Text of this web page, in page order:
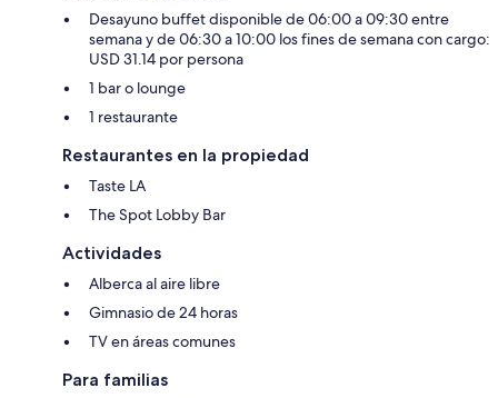
Desayuno buffet disponible de 06:00 a 09:30 entre
semana y de 06:30 a 10:00 los fines de semana con cargo:
USD 31.14 por persona
1 bar o lounge
1 restaurante
Restaurantes en la propiedad
Taste LA
The Spot Lobby Bar
Actividades
Alberca al aire libre
Gimnasio de 24 horas
TV en áreas comunes
Para familias